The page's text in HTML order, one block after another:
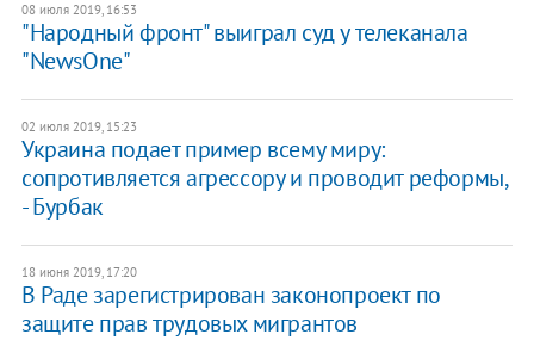
08 июля 2019, 16:53
"Народный фронт" выиграл суд у телеканала
"NewsOne"
02 июля 2019, 15:23
Украина подает пример всему миру:
сопротивляется агрессору и проводит реформы,
- Бурбак
18 июня 2019, 17:20
В Раде зарегистрирован законопроект по
защите прав трудовых мигрантов